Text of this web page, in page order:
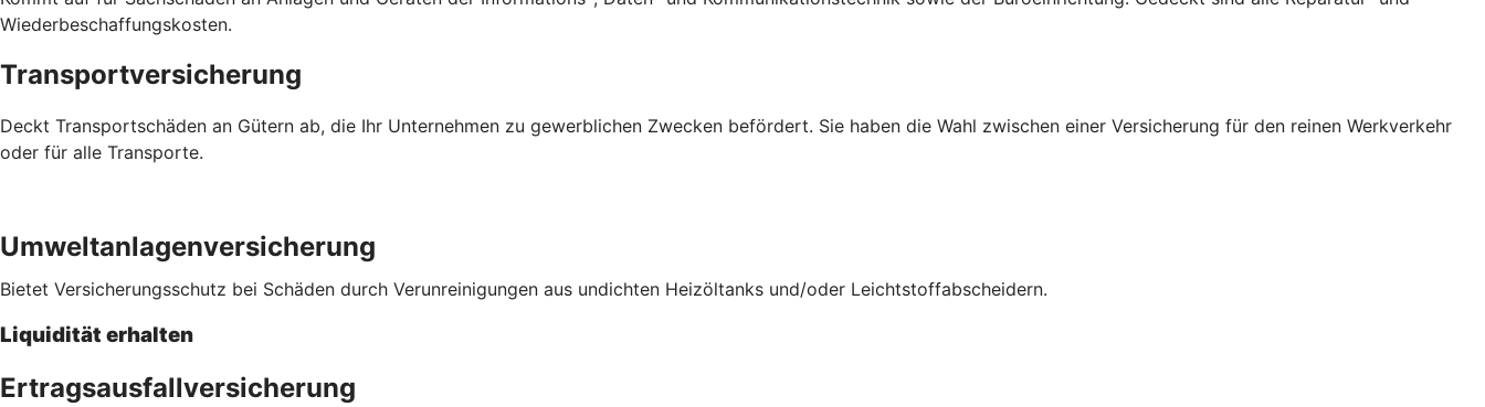
Wiederbeschaffungskosten.
Transportversicherung
Deckt Transportschäden an Gütern ab, die Ihr Unternehmen zu gewerblichen Zwecken befördert. Sie haben die Wahl zwischen einer Versicherung für den reinen Werkverkehr
oder für alle Transporte.
Umweltanlagenversicherung
Bietet Versicherungsschutz bei Schäden durch Verunreinigungen aus undichten Heizöltanks und/oder Leichtstoffabscheidern.
Liquidität erhalten
Ertragsausfallversicherung